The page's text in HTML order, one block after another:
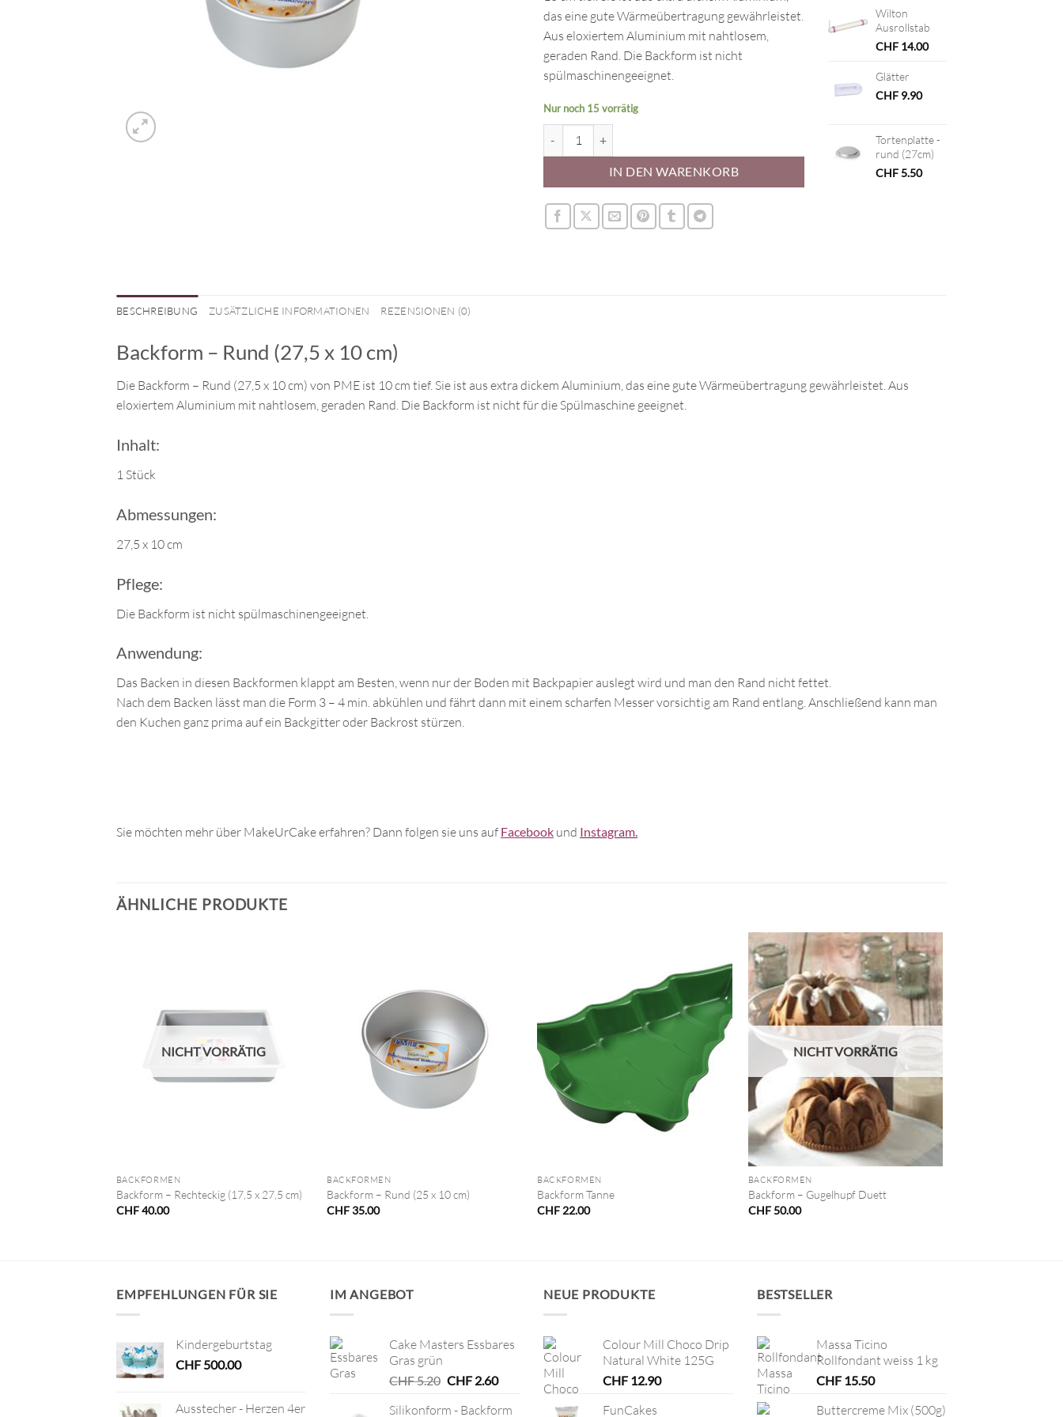
das eine gute Wärmeübertragung gewährleistet.
Aus eloxiertem Aluminium mit nahtlosem,
geraden Rand. Die Backform ist nicht
spülmaschinengeeignet.
Nur noch 15 vorrätig
IN DEN WARENKORB
Wilton
Ausrollstab
CHF 14.00
Glätter
CHF 9.90
Tortenplatte -
rund (27cm)
CHF5.50
BESCHREIBUNG ZUSÄTZLICHE INFORMATIONEN REZENSIONEN (0)
Backform – Rund (27,5 x 10 cm)
Die Backform – Rund (27,5 x 10 cm) von PME ist 10 cm tief. Sie ist aus extra dickem Aluminium, das eine gute Wärmeübertragung gewährleistet. Aus
eloxiertem Aluminium mit nahtlosem, geraden Rand. Die Backform ist nicht für die Spülmaschine geeignet.
Inhalt:
1 Stück
Abmessungen:
27,5 x 10 cm
Pflege:
Die Backform ist nicht spülmaschinengeeignet.
Anwendung:
Das Backen in diesen Backformen klappt am Besten, wenn nur der Boden mit Backpapier auslegt wird und man den Rand nicht fettet.
Nach dem Backen lässt man die Form 3 – 4 min. abkühlen und fährt dann mit einem scharfen Messer vorsichtig am Rand entlang. Anschließend kann man
den Kuchen ganz prima auf ein Backgitter oder Backrost stürzen.
Sie möchten mehr über MakeUrCake erfahren? Dann folgen sie uns auf Facebook und Instagram.
ÄHNLICHE PRODUKTE
NICHT VORRÄTIG
BACKFORMEN
Backform – Rechteckig (17,5 x 27,5 cm)
CHF40.00
BACKFORMEN
Backform – Rund (25 x 10 cm)
CHF35.00
BACKFORMEN
Backform Tanne
CHF 22.00
NICHT VORRÄTIG
BACKFORMEN
Backform – Gugelhupf Duett
CHF50.00
EMPFEHLUNGEN FÜR SIE
Kindergeburtstag
CHF500.00
Ausstecher - Herzen 4er
IM ANGEBOT
Cake Masters Essbares
Gras grün
CHF5.20 Ursprünglicher
war:
CHF2.60Aktueller
ist:
Silikonform - Backform
NEUE PRODUKTE
Colour Mill Choco Drip
Natural White 125G
CHF12.90
FunCakes
BESTSELLER
Massa Ticino
Rollfondant weiss 1 kg
CHF15.50
Buttercreme Mix (500g)